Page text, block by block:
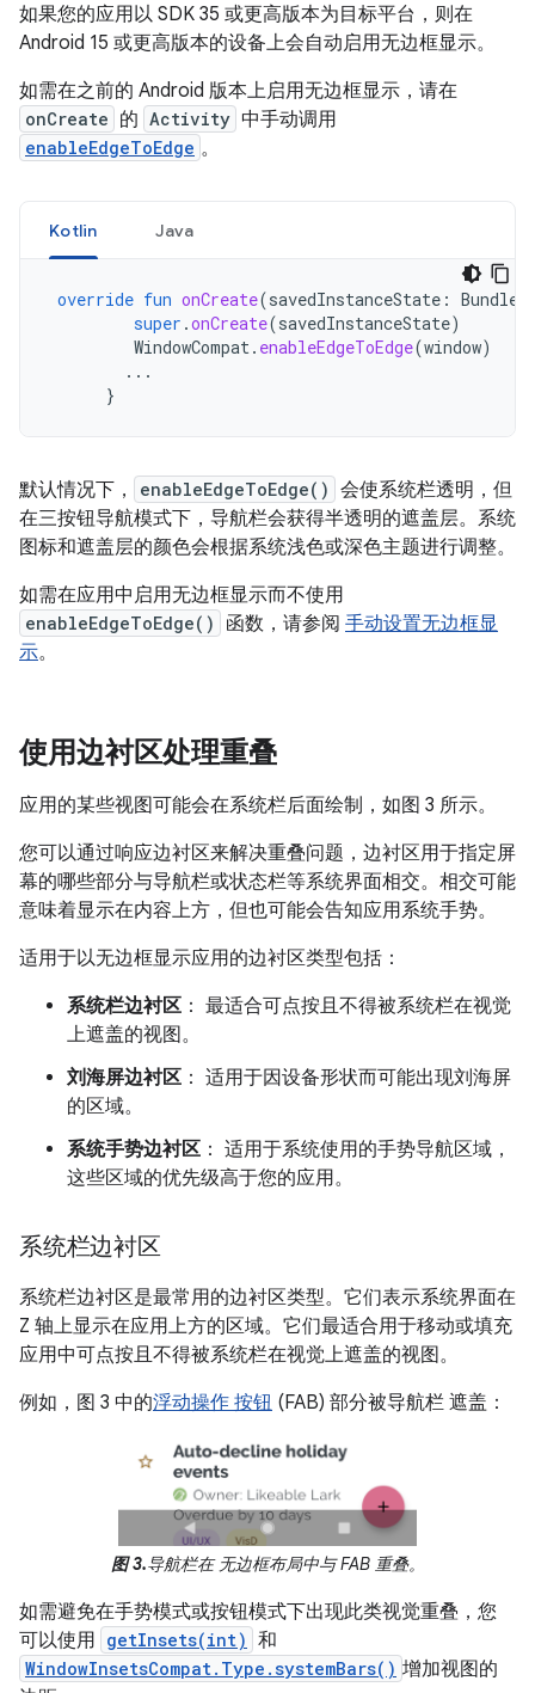
如果您的应用以 SDK 35 或更高版本为目标平台，则在
Android 15 或更高版本的设备上会自动启用无边框显示。
如需在之前的 Android 版本上启用无边框显示，请在
onCreate 的 Activity 中手动调用
enableEdgeToEdge 。
Kotlin Java
override fun onCreate(savedInstanceState :
super .onCreate(savedInstanceState)
WindowCompat . enableEdgeToEdge(window)
...
}
默认情况下， enableEdgeToEdge() 会使系统栏透明，但
在三按钮导航模式下，导航栏会获得半透明的遮盖层。系统
图标和遮盖层的颜色会根据系统浅色或深色主题进行调整。
如需在应用中启用无边框显示而不使用
enableEdgeToEdge() 函数，请参阅 手动设置无边框显
示。
使用边衬区处理重叠
应用的某些视图可能会在系统栏后面绘制，如图 3 所示。
您可以通过响应边衬区来解决重叠问题，边衬区用于指定屏
幕的哪些部分与导航栏或状态栏等系统界面相交。相交可能
意味着显示在内容上方，但也可能会告知应用系统手势。
适用于以无边框显示应用的边衬区类型包括：
系统栏边衬区 ： 最适合可点按且不得被系统栏在视觉
上遮盖的视图。
刘海屏边衬区 ： 适用于因设备形状而可能出现刘海屏
的区域。
系统手势边衬区 ： 适用于系统使用的手势导航区域，
这些区域的优先级高于您的应用。
系统栏边衬区
系统栏边衬区是最常用的边衬区类型。它们表示系统界面在
Z 轴上显示在应用上方的区域。它们最适合用于移动或填充
应用中可点按且不得被系统栏在视觉上遮盖的视图。
例如，图 3 中的浮动操作 按钮 (FAB) 部分被导航栏 遮盖：
图 3.导航栏在 无边框布局中与 FAB 重叠。
如需避免在手势模式或按钮模式下出现此类视觉重叠，您
可以使用 getInsets(int) 和
WindowInsetsCompat.Type.systemBars() 增加视图的